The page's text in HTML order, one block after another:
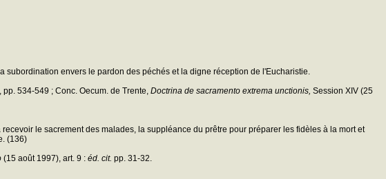
envers le pardon des péchés et la digne réception de l'Eucharistie.
pp. 534-549 ; Conc. Oecum. de Trente, Doctrina de sacramento extrema unctionis, Session XIV (25
le sacrement des malades, la suppléance du prêtre pour préparer les fidèles à la mort et
(136)
(15 août 1997), art. 9 : éd. cit. pp. 31-32.